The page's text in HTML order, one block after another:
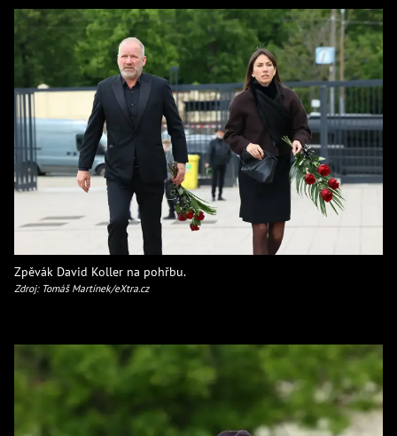
Zpěvák David Koller na pohřbu.
Zdroj: Tomáš Martínek/eXtra.cz